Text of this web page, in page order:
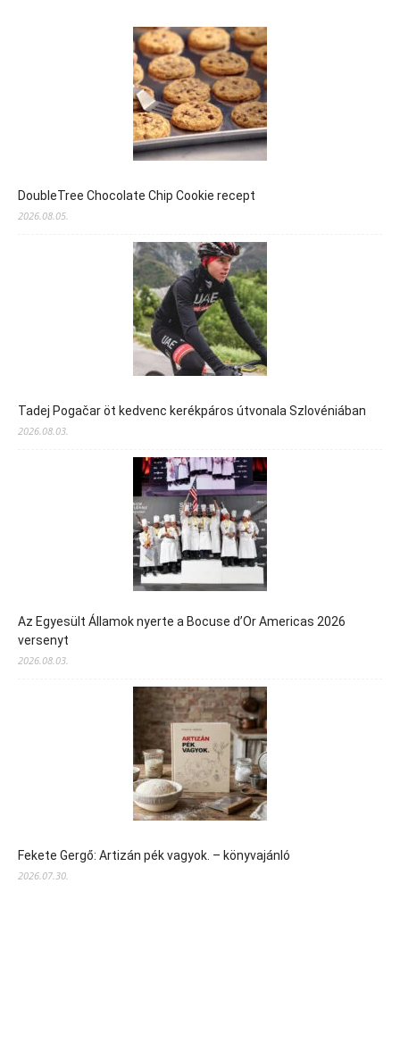
DoubleTree Chocolate Chip Cookie recept
2026.08.05.
Tadej Pogačar öt kedvenc kerékpáros útvonala Szlovéniában
2026.08.03.
Az Egyesült Államok nyerte a Bocuse d’Or Americas 2026
versenyt
2026.08.03.
Fekete Gergő: Artizán pék vagyok. – könyvajánló
2026.07.30.